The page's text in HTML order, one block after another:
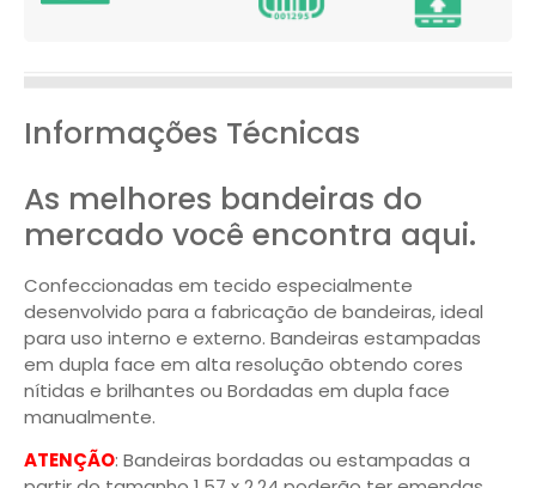
Informações Técnicas
As melhores bandeiras do
mercado você encontra aqui.
Confeccionadas em tecido especialmente
desenvolvido para a fabricação de bandeiras, ideal
para uso interno e externo. Bandeiras estampadas
em dupla face em alta resolução obtendo cores
nítidas e brilhantes ou Bordadas em dupla face
manualmente.
ATENÇÃO: Bandeiras bordadas ou estampadas a